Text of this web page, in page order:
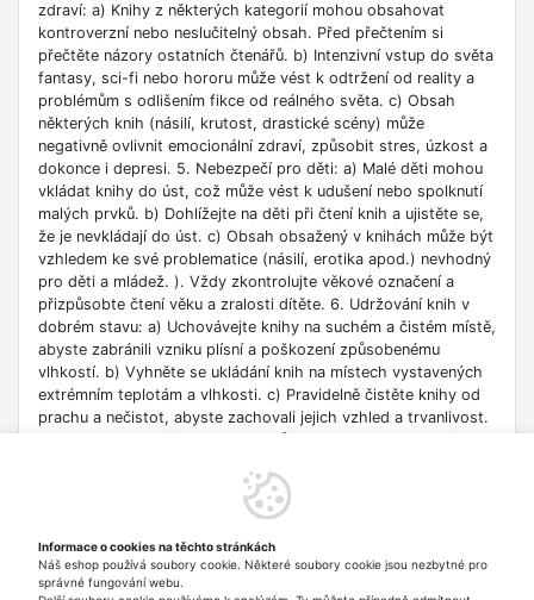
zdraví: a) Knihy z některých kategorií mohou obsahovat
kontroverzní nebo neslučitelný obsah. Před přečtením si
přečtěte názory ostatních čtenářů. b) Intenzivní vstup do světa
fantasy, sci-fi nebo hororu může vést k odtržení od reality a
problémům s odlišením fikce od reálného světa. c) Obsah
některých knih (násilí, krutost, drastické scény) může
negativně ovlivnit emocionální zdraví, způsobit stres, úzkost a
dokonce i depresi. 5. Nebezpečí pro děti: a) Malé děti mohou
vkládat knihy do úst, což může vést k udušení nebo spolknutí
malých prvků. b) Dohlížejte na děti při čtení knih a ujistěte se,
že je nevkládají do úst. c) Obsah obsažený v knihách může být
vzhledem ke své problematice (násilí, erotika apod.) nevhodný
pro děti a mládež. ). Vždy zkontrolujte věkové označení a
přizpůsobte čtení věku a zralosti dítěte. 6. Udržování knih v
dobrém stavu: a) Uchovávejte knihy na suchém a čistém místě,
abyste zabránili vzniku plísní a poškození způsobenému
vlhkostí. b) Vyhněte se ukládání knih na místech vystavených
extrémním teplotám a vlhkosti. c) Pravidelně čistěte knihy od
prachu a nečistot, abyste zachovali jejich vzhled a trvanlivost.
vzdělávací nebo profesní účely. b) Věnujte pozornost datu
vydání, protože znalosti v některých oblastech se rychle
zdrojů uvedených v knize buďte opatrní a dodržujte pravidla
bezpečnosti na síti. 8. Autorská práva: a) Dodržujte autorská
Informace o cookies na těchto stránkách
Náš eshop používá soubory cookie. Některé soubory cookie jsou nezbytné pro
správné fungování webu.